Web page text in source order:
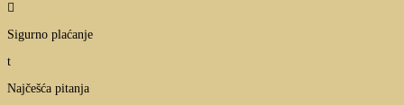

Sigurno plaćanje
t
Najčešća pitanja